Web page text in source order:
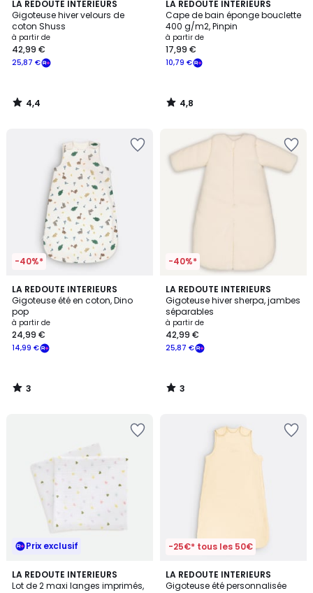
LA REDOUTE INTERIEURS
Gigoteuse hiver velours de
coton Shuss
à partir de
25,87 €
42,99 €
4,4
/ 5
4,4
/
LA REDOUTE INTERIEURS
Cape de bain éponge bouclette
400 g/m2, Pinpin
à partir de
10,79 €
17,99 €
4,8
/ 5
4,8
/
-40%*
LA REDOUTE INTERIEURS
Gigoteuse été en coton, Dino
pop
à partir de
14,99 €
24,99 €
3
/
5
3
/
-40%*
LA REDOUTE INTERIEURS
Gigoteuse hiver sherpa, jambes
séparables
à partir de
25,87 €
42,99 €
3
/
5
3
/
Prix exclusif
LA REDOUTE INTERIEURS
Lot de 2 maxi langes imprimés,
-25€* tous les 50€
LA REDOUTE INTERIEURS
Gigoteuse été personnalisée
3,2
/ 5